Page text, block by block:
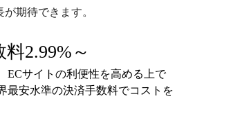
期待できます。
2.99%～
ECサイトの利便性を高める上で
最安水準の決済手数料でコストを